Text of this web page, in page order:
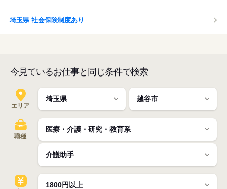
埼玉県 社会保険制度あり
今見ているお仕事と同じ条件で検索
エリア
職種